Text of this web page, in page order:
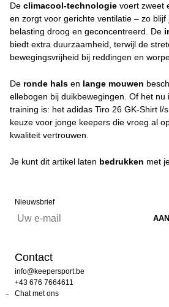
De climacool-technologie voert zweet
en zorgt voor gerichte ventilatie – zo
belasting droog en geconcentreerd. De
biedt extra duurzaamheid, terwijl de
bewegingsvrijheid bij reddingen en
De ronde hals en lange mouwen
ellebogen bij duikbewegingen. Of het nu
training is: het adidas Tiro 26 GK-Shirt l/
keuze voor jonge keepers die vroeg al
kwaliteit vertrouwen.
Je kunt dit artikel laten bedrukken met
Nieuwsbrief
Contact
info@keepersport.be
+43 676 7664611
Chat met ons